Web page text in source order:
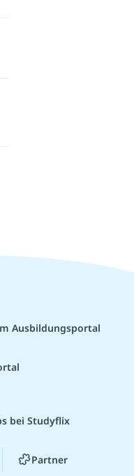
Ausbildungsportal
bei Studyflix
Partner